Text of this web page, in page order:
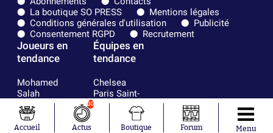
La boutique SO PRESS
Mentions légales
Conditions générales d'utilisation
Publicité
Consentement RGPD
Recrutement
Joueurs en
tendance
Mohamed
Salah
Mykhailo
Mudryk
Neymar
Équipes en
tendance
Chelsea
Paris Saint-
Germain
Bordeaux
Olympique
Accueil
10
Actus Boutique Forum Menu